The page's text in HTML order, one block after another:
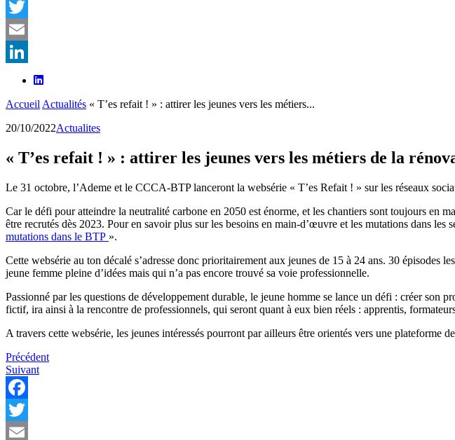
Facebook
Twitter
Email
LinkedIn
Accueil Actualités « T’es refait ! » : attirer les jeunes vers les métiers...
20/10/2022Actualites
« T’es refait ! » : attirer les jeunes vers les métiers de la
Le 31 octobre, l’Ademe et le CCCA-BTP lanceront la websérie « T’es Refait ! » sur les réseaux
Car le défi pour atteindre la neutralité carbone en 2050 est énorme, et les chantiers sont toujours en
être recrutés dès 2023. Pour en savoir plus sur les besoins en main-d’œuvre et les mutations dans
mutations dans le BTP ».
Cette websérie au ton décalé s’adresse donc prioritairement aux jeunes de 15 à 24 ans. 30
jeune femme pleine d’idées mais qui n’a pas encore trouvé sa voie professionnelle.
Passionné par les questions de développement durable, le jeune homme se lance un défi : créer
fictif, ira ainsi à la rencontre de professionnels, qui seront quant à eux bien réels : apprentis,
A travers cette websérie, les jeunes intéressés pourront par ailleurs être orientés vers une plateforme
Navigation
de
l’article
Précédent
Suivant
Facebook
Twitter